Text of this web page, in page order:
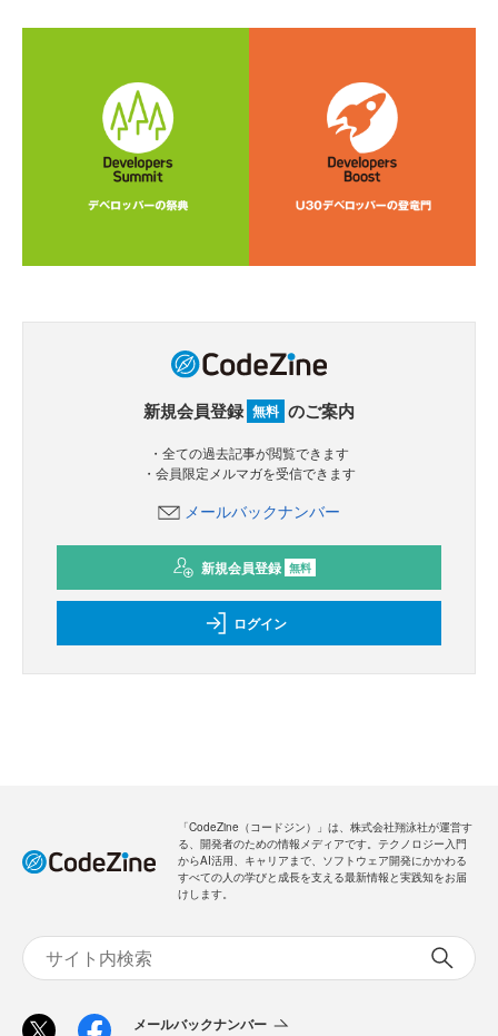
新規会員登録 無料 のご案内
・全ての過去記事が閲覧できます
・会員限定メルマガを受信できます
メールバックナンバー
新規会員登録 無料
ログイン
「CodeZine（コードジン）」は、株式会社翔泳社が運営す
る、開発者のための情報メディアです。テクノロジー入門
からAI活用、キャリアまで、ソフトウェア開発にかかわる
すべての人の学びと成長を支える最新情報と実践知をお届
けします。
メールバックナンバー